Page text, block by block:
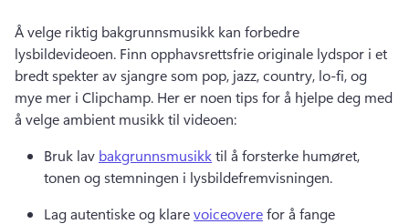
Å velge riktig bakgrunnsmusikk kan forbedre
lysbildevideoen. Finn opphavsrettsfrie originale lydspor i et
bredt spekter av sjangre som pop, jazz, country, lo-fi, og
mye mer i Clipchamp. Her er noen tips for å hjelpe deg med
å velge ambient musikk til videoen:
Bruk lav bakgrunnsmusikk til å forsterke humøret,
tonen og stemningen i lysbildefremvisningen.
Lag autentiske og klare voiceovere for å fange